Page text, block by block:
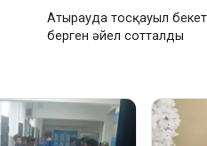
Атырауда тосқауыл
берген әйел сотталды